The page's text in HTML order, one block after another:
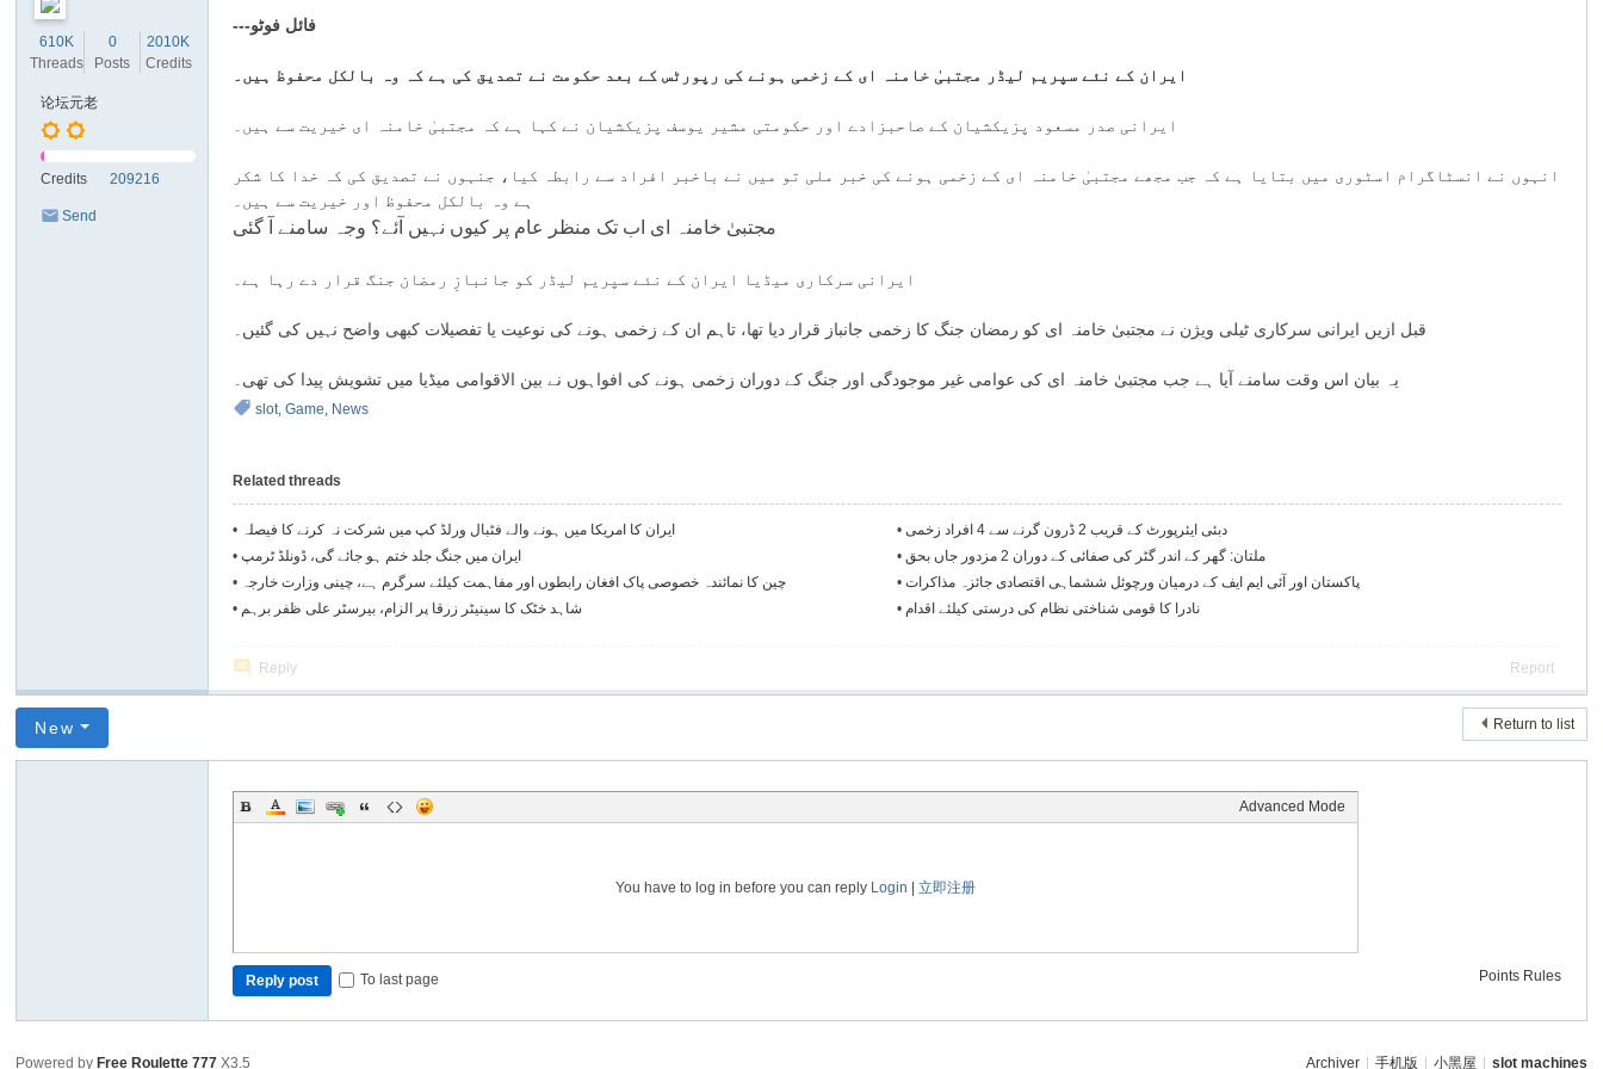
ot
610K
Threads
0
Posts
2010K
Credits
论坛元老
Credits 209216
Send
---فائل فوٹو
ایران کے نئے سپریم لیڈر مجتبیٰ خامنہ ای کے زخمی ہونے کی رپورٹس کے بعد حکومت نے تصدیق کی ہے کہ وہ بالکل محفوظ ہیں۔
ایرانی صدر مسعود پزیکشیان کے صاحبزادے اور حکومتی مشیر یوسف پزیکشیان نے کہا ہے کہ مجتبیٰ خامنہ ای خیریت سے ہیں۔
انہوں نے انسٹاگرام اسٹوری میں بتایا ہے کہ جب مجھے مجتبیٰ خامنہ ای کے زخمی ہونے کی خبر ملی تو میں نے باخبر افراد سے رابطہ کیا، جنہوں نے تصدیق کی کہ خدا کا شکر
مجتبیٰ خامنہ ای اب تک منظر عام پر کیوں نہیں آئے؟ وجہ سامنے آ گئی
قبل ازیں ایرانی سرکاری ٹیلی ویژن نے مجتبیٰ خامنہ ای کو رمضان جنگ کا زخمی جانباز قرار دیا تھا، تاہم ان کے زخمی ہونے کی نوعیت یا تفصیلات کبھی واضح نہیں کی گئیں۔
یہ بیان اس وقت سامنے آیا ہے جب مجتبیٰ خامنہ ای کی عوامی غیر موجودگی اور جنگ کے دوران زخمی ہونے کی افواہوں نے بین الاقوامی میڈیا میں تشویش پیدا کی تھی۔
slot,Game, News
Related threads
• ایران کا امریکا میں ہونے والے فٹبال ورلڈ کپ میں شرکت نہ کرنے کا فیصلہ •
دبئی ایئرپورٹ کے قریب 2 ڈرون گرنے سے 4 افراد زخمی
•ایران میں جنگ جلد ختم ہو جائے گی، ڈونلڈ ٹرمپ •
ملتان: گھر کے اندر گٹر کی صفائی کے دوران 2 مزدور جاں بحق
• چین کا نمائندہ خصوصی پاک افغان رابطوں اور مفاہمت کیلئے سرگرم ہے، چینی وزارت خارجہ •پاکستان اور آئی ایم ایف کے درمیان ورچوئل ششماہی اقتصادی جائزہ مذاکرات
• شاہد خٹک کا سینیٹر زرقا پر الزام، بیرسٹر علی ظفر برہم • نادرا کا قومی شناختی نظام کی درستی کیلئے اقدام
Reply Report
Return to list
New
Advanced Mode
You have to log in before you can reply Login |立即注册
Points Rules
Reply post To last page
Archiver 手机版 小黑屋 slot machines
Powered by Free Roulette 777 X3.5